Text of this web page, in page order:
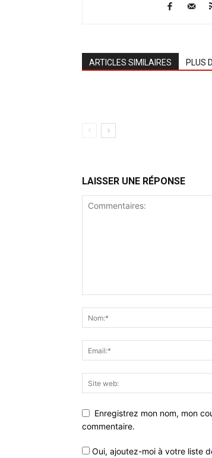
ARTICLES SIMILAIRES PLUS
LAISSER UNE RÉPONSE
Enregistrez mon nom, mon
commentaire.
Oui, ajoutez-moi à votre liste